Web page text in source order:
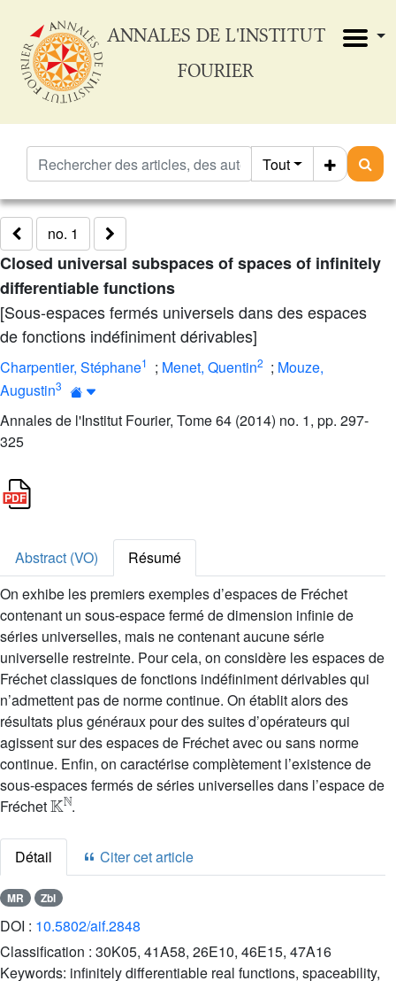
ANNALES DE L'INSTITUT
FOURIER
Tout
no. 1
Closed universal subspaces of spaces of infinitely
differentiable functions
[Sous-espaces fermés universels dans des espaces
de fonctions indéfiniment dérivables]
Charpentier, Stéphane1 ; Menet, Quentin2 ; Mouze,
Augustin3
Annales de l'Institut Fourier, Tome 64 (2014) no. 1, pp. 297-
325
Abstract (VO)
Résumé
On exhibe les premiers exemples d’espaces de Fréchet
contenant un sous-espace fermé de dimension infinie de
séries universelles, mais ne contenant aucune série
universelle restreinte. Pour cela, on considère les espaces de
Fréchet classiques de fonctions indéfiniment dérivables qui
n’admettent pas de norme continue. On établit alors des
résultats plus généraux pour des suites d’opérateurs qui
agissent sur des espaces de Fréchet avec ou sans norme
continue. Enfin, on caractérise complètement l’existence de
sous-espaces fermés de séries universelles dans l’espace de
Fréchet
𝕂ℕ
.
Détail Citer cet article
MR Zbl
DOI : 10.5802/aif.2848
Classification : 30K05, 41A58, 26E10, 46E15, 47A16
Keywords: infinitely differentiable real functions, spaceability,